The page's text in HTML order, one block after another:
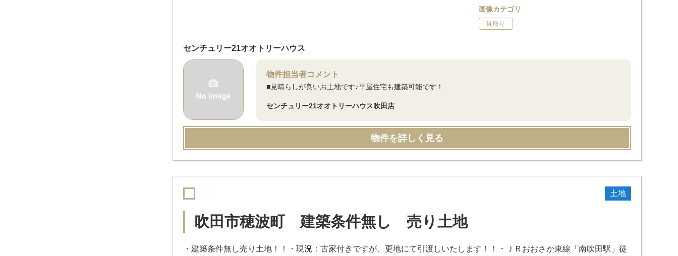
画像カテゴリ
間取り
センチュリー21オオトリーハウス
物件担当者コメント
■見晴らしが良いお土地です♪平屋住宅も建築可能です！
センチュリー21オオトリーハウス吹田店
物件を詳しく見る
土地
吹田市穂波町 建築条件無し 売り土地
・建築条件無し売り土地！！・現況：古家付きですが、更地にて引渡しいたします！！・ＪＲおおさか東線「南吹田駅」徒